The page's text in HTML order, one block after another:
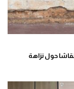
حول نزاهة